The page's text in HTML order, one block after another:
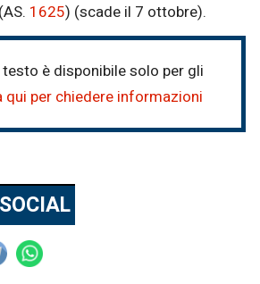
(AS. 1625) (scade il 7 ottobre).
è disponibile solo per gli
qui per chiedere informazioni